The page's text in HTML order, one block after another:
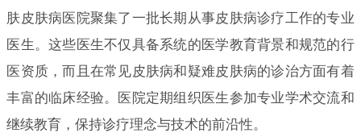
肤皮肤病医院聚集了一批长期从事皮肤病诊疗工作的专业
医生。这些医生不仅具备系统的医学教育背景和规范的行
医资质，而且在常见皮肤病和疑难皮肤病的诊治方面有着
丰富的临床经验。医院定期组织医生参加专业学术交流和
继续教育，保持诊疗理念与技术的前沿性。